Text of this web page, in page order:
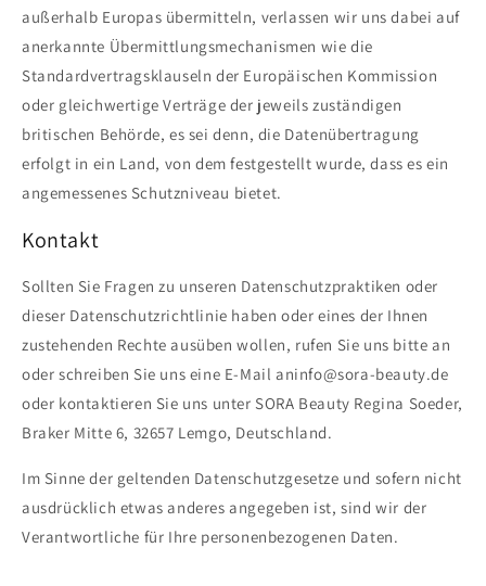
außerhalb Europas übermitteln, verlassen wir uns dabei auf
anerkannte Übermittlungsmechanismen wie die
Standardvertragsklauseln der Europäischen Kommission
oder gleichwertige Verträge der jeweils zuständigen
britischen Behörde, es sei denn, die Datenübertragung
erfolgt in ein Land, von dem festgestellt wurde, dass es ein
angemessenes Schutzniveau bietet.
Kontakt
Sollten Sie Fragen zu unseren Datenschutzpraktiken oder
dieser Datenschutzrichtlinie haben oder eines der Ihnen
zustehenden Rechte ausüben wollen, rufen Sie uns bitte an
oder schreiben Sie uns eine E-Mail aninfo@sora-beauty.de
oder kontaktieren Sie uns unter SORA Beauty Regina Soeder,
Braker Mitte 6, 32657 Lemgo, Deutschland.
Im Sinne der geltenden Datenschutzgesetze und sofern nicht
ausdrücklich etwas anderes angegeben ist, sind wir der
Verantwortliche für Ihre personenbezogenen Daten.